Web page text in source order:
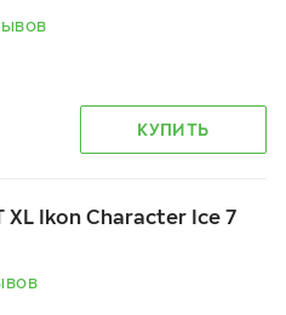
КУПИТЬ
XL Ikon Character Ice 7